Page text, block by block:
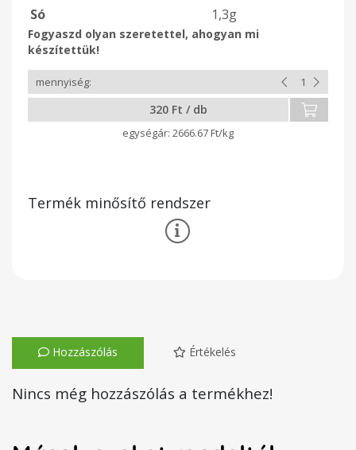
Só
1,3g
Fogyaszd olyan szeretettel, ahogyan mi
készítettük!
320 Ft / db
2666.67 Ft/kg
Termék minősítő rendszer
Hozzászólás Értékelés
Nincs még hozzászólás a termékhez!